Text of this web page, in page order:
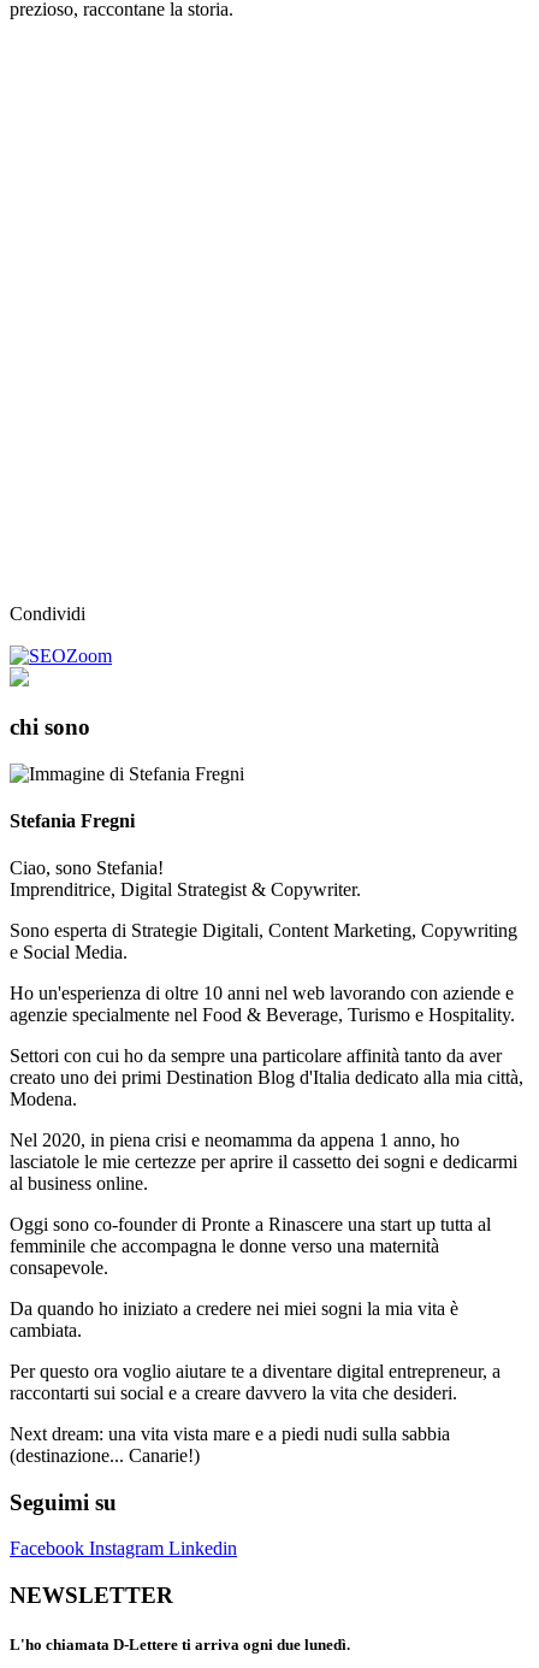
prezioso, raccontane la storia.
Condividi
chi sono
Stefania Fregni
Ciao, sono Stefania!
Imprenditrice, Digital Strategist & Copywriter.
Sono esperta di Strategie Digitali, Content Marketing, Copywriting
e Social Media.
Ho un'esperienza di oltre 10 anni nel web lavorando con aziende e
agenzie specialmente nel Food & Beverage, Turismo e Hospitality.
Settori con cui ho da sempre una particolare affinità tanto da aver
creato uno dei primi Destination Blog d'Italia dedicato alla mia città,
Modena.
Nel 2020, in piena crisi e neomamma da appena 1 anno, ho
lasciatole le mie certezze per aprire il cassetto dei sogni e dedicarmi
al business online.
Oggi sono co-founder di Pronte a Rinascere una start up tutta al
femminile che accompagna le donne verso una maternità
consapevole.
Da quando ho iniziato a credere nei miei sogni la mia vita è
cambiata.
Per questo ora voglio aiutare te a diventare digital entrepreneur, a
raccontarti sui social e a creare davvero la vita che desideri.
Next dream: una vita vista mare e a piedi nudi sulla sabbia
(destinazione... Canarie!)
Seguimi su
Facebook Instagram Linkedin
NEWSLETTER
L'ho chiamata D-Lettere ti arriva ogni due lunedì.